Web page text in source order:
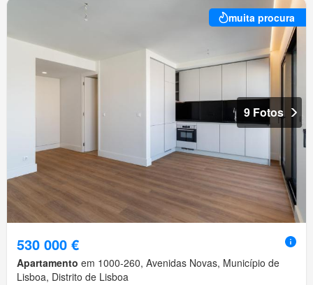
muita procura
9 Fotos
530 000 €
Apartamento em 1000-260, Avenidas Novas, Município de
Lisboa, Distrito de Lisboa